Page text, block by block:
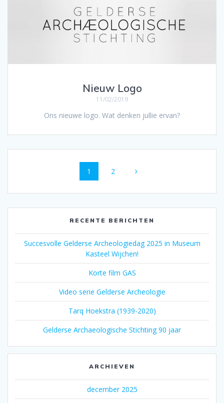
Nieuw Logo
11/02/2019
Ons nieuwe logo. Wat denken jullie ervan?
Berichten
navigatie Pagina
1 Pagina
2
RECENTE BERICHTEN
Succesvolle Gelderse Archeologiedag 2025 in Museum
Kasteel Wijchen!
Korte film GAS
Video serie Gelderse Archeologie
Tarq Hoekstra (1939-2020)
Gelderse Archaeologische Stichting 90 jaar
ARCHIEVEN
december 2025